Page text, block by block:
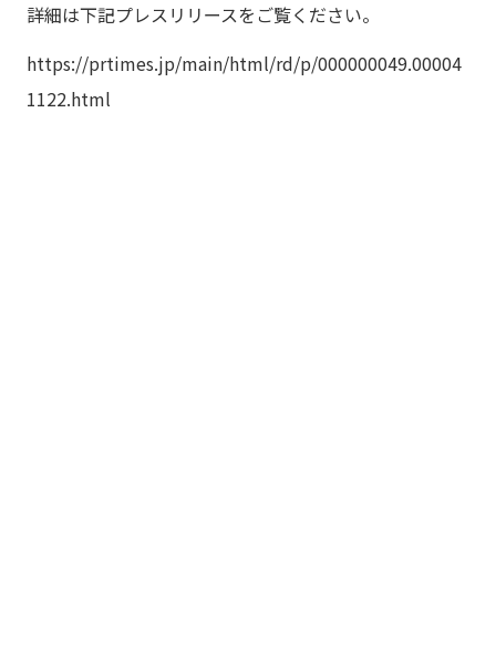
詳細は下記プレスリリースをご覧ください。
https://prtimes.jp/main/html/rd/p/000000049.00004
1122.html